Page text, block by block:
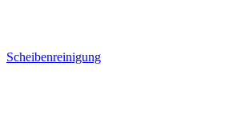
Scheibenreinigung